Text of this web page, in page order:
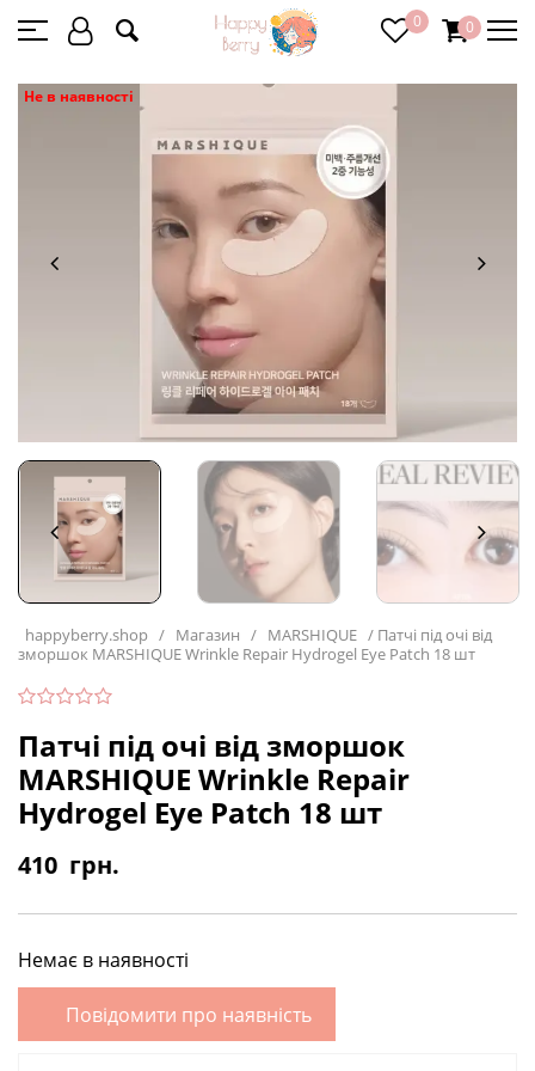
0 0
Не в наявності
happyberry.shop / Магазин / MARSHIQUE / Патчі під очі від
зморшок MARSHIQUE Wrinkle Repair Hydrogel Eye Patch 18 шт
Патчі під очі від зморшок
MARSHIQUE Wrinkle Repair
Hydrogel Eye Patch 18 шт
410 грн.
Немає в наявності
Повідомити про наявність